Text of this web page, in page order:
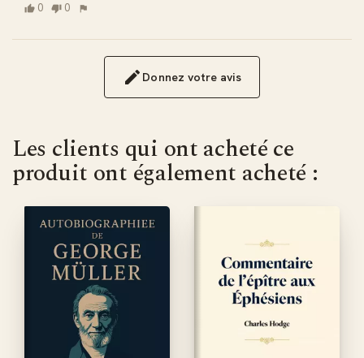
0 0
Donnez votre avis
Les clients qui ont acheté ce
produit ont également acheté :